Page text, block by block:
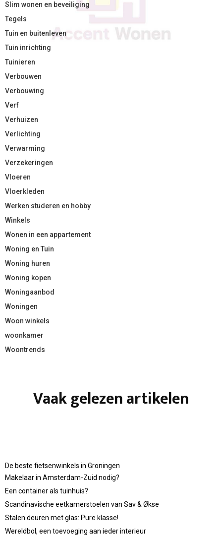
Slim wonen en beveiliging
Tegels
Tuin en buitenleven
Tuin inrichting
Tuinieren
Verbouwen
Verbouwing
Verf
Verhuizen
Verlichting
Verwarming
Verzekeringen
Vloeren
Vloerkleden
Werken studeren en hobby
Winkels
Wonen in een appartement
Woning en Tuin
Woning huren
Woning kopen
Woningaanbod
Woningen
Woon winkels
woonkamer
Woontrends
Vaak gelezen artikelen
De beste fietsenwinkels in Groningen
Makelaar in Amsterdam-Zuid nodig?
Een container als tuinhuis?
Scandinavische eetkamerstoelen van Sav & Økse
Stalen deuren met glas: Pure klasse!
Wereldbol, een toevoeging aan ieder interieur